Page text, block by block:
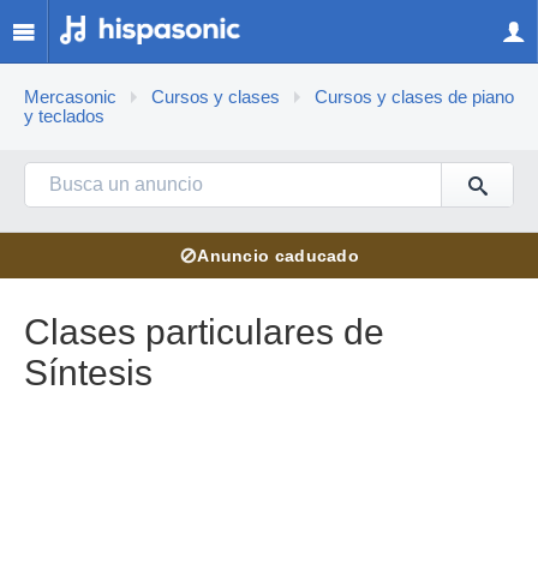
Mercasonic Cursos y clases
Cursos y clases de piano
y teclados
⊘Anuncio caducado
Clases particulares de
Síntesis